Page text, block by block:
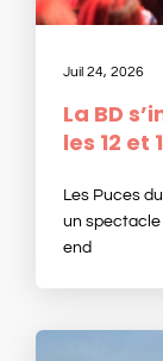
Juil 24, 2026
La BD
les 12 et
Les Puces
un spectacle
end